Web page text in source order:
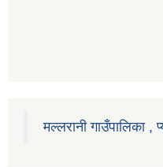
मल्लरानी गाउँपालिका